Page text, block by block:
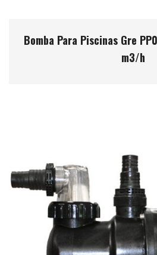
Bomba Para Piscinas Gre
m3/h